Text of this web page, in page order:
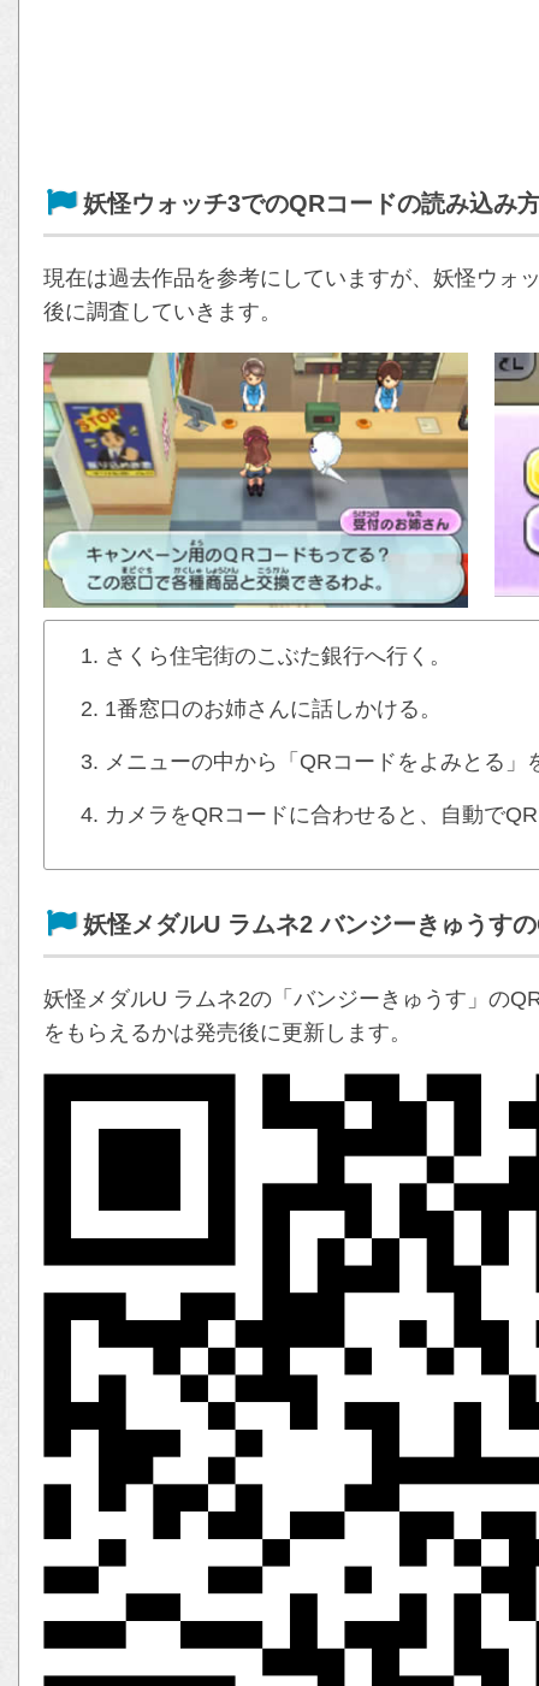
妖怪ウォッチ3でのQRコードの読み込み
現在は過去作品を参考にしていますが、妖怪ウォ
後に調査していきます。
さくら住宅街のこぶた銀行へ行く。
1番窓口のお姉さんに話しかける。
メニューの中から「QRコードをよみとる」
カメラをQRコードに合わせると、自動で
妖怪メダルU ラムネ2 バンジーきゅうす
妖怪メダルU ラムネ2の「バンジーきゅうす」の
をもらえるかは発売後に更新します。